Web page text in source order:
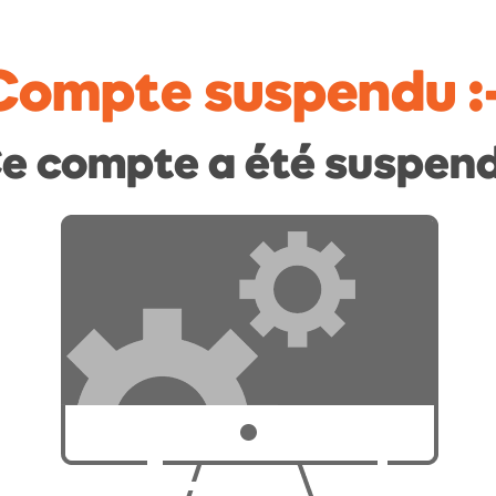
suspendu
compte a été